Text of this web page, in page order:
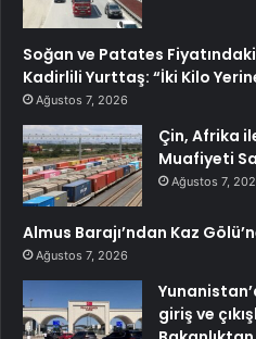
Soğan ve Patates
Kadirlili Yurttaş: “İki Kilo
Ağustos 7, 2026
Çin, Afrika
Muafiyeti
Ağustos 7,
Almus Barajı’ndan Kaz
Ağustos 7, 2026
giriş ve